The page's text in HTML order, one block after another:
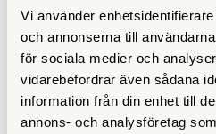
Vi använder
och annonserna till
för sociala medier och
vidarebefordrar även sådana
information från din enhet till
annons- och analysföretag
Mätområde (m)
Synfält på 1000 m
Vattentät Ja